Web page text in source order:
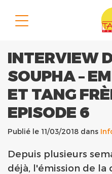
INTERVIEW
SOUPHA –
ET TANG
EPISODE 6
Publié le 11/03/2018 dans
Depuis plusieurs
déjà, l'émission de la